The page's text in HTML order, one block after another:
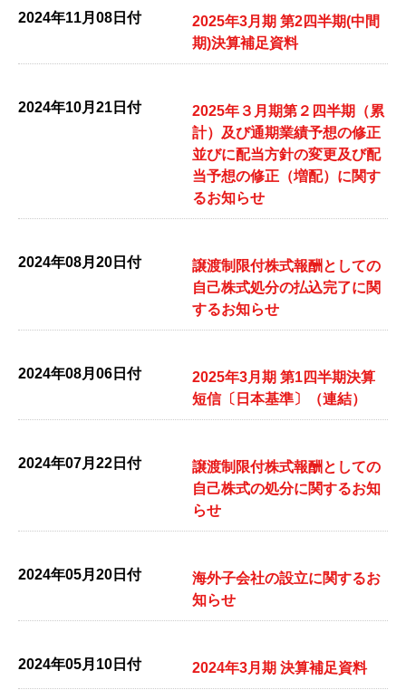
2024年11月08日付
2025年3月期 第2四半期(中間
期)決算補足資料
2024年10月21日付
2025年３月期第２四半期（累
計）及び通期業績予想の修正
並びに配当方針の変更及び配
当予想の修正（増配）に関す
るお知らせ
2024年08月20日付
譲渡制限付株式報酬としての
自己株式処分の払込完了に関
するお知らせ
2024年08月06日付
2025年3月期 第1四半期決算
短信〔日本基準〕（連結）
2024年07月22日付
譲渡制限付株式報酬としての
自己株式の処分に関するお知
らせ
2024年05月20日付
海外子会社の設立に関するお
知らせ
2024年05月10日付 2024年3月期 決算補足資料